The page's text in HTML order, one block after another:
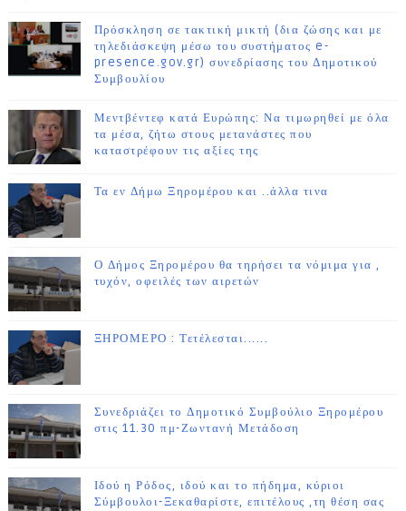
Πρόσκληση σε τακτική μικτή (δια ζώσης και με
τηλεδιάσκεψη μέσω του συστήματος e-
presence.gov.gr) συνεδρίασης του Δημοτικού
Συμβουλίου
Μεντβέντεφ κατά Ευρώπης: Να τιμωρηθεί με όλα
τα μέσα, ζήτω στους μετανάστες που
καταστρέφουν τις αξίες της
Τα εν Δήμω Ξηρομέρου και ..άλλα τινα
Ο Δήμος Ξηρομέρου θα τηρήσει τα νόμιμα για ,
τυχόν, οφειλές των αιρετών
ΞΗΡΟΜΕΡΟ : Τετέλεσται......
Συνεδριάζει το Δημοτικό Συμβούλιο Ξηρομέρου
στις 11.30 πμ-Ζωντανή Μετάδοση
Ιδού η Ρόδος, ιδού και το πήδημα, κύριοι
Σύμβουλοι-Ξεκαθαρίστε, επιτέλους ,τη θέση σας